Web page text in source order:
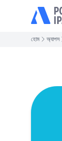
হোম অ্যাপস